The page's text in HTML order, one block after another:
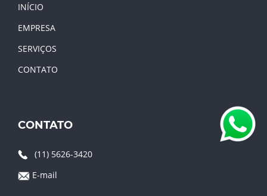
INÍCIO
EMPRESA
SERVIÇOS
CONTATO
CONTATO
(11) 5626-3420
E-mail